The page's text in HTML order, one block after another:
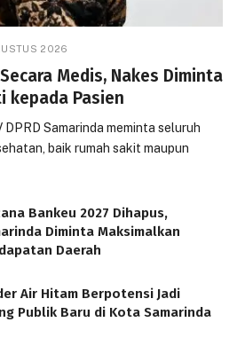
2026
Medis, Nakes Diminta
kepada Pasien
DPRD Samarinda meminta seluruh
baik rumah sakit maupun
Bankeu 2027 Dihapus,
Diminta Maksimalkan
Daerah
Air Hitam Berpotensi Jadi
Publik Baru di Kota Samarinda